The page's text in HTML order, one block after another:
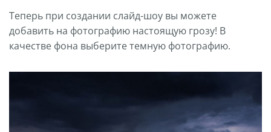
Теперь при создании слайд-шоу вы можете
добавить на фотографию настоящую грозу! В
качестве фона выберите темную фотографию.